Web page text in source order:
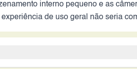
interno pequeno e as
de uso geral não seria